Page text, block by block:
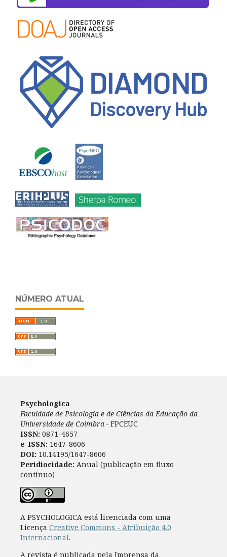
NÚMERO ATUAL
Psychologica
Faculdade de Psicologia e de Ciências da Educação da
Universidade de Coimbra - FPCEUC
ISSN: 0871-4657
e-ISSN: 1647-8606
DOI: 10.14195/1647-8606
Peridiocidade: Anual (publicação em fluxo
contínuo)
A PSYCHOLOGICA está licenciada com uma
Licença Creative Commons - Atribuição 4.0
Internacional.
A revista é publicada pela Imprensa da